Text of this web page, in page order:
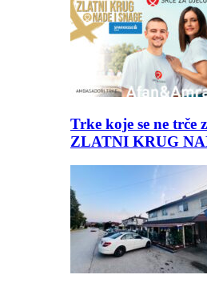
Trke koje se ne trče
ZLATNI KRUG